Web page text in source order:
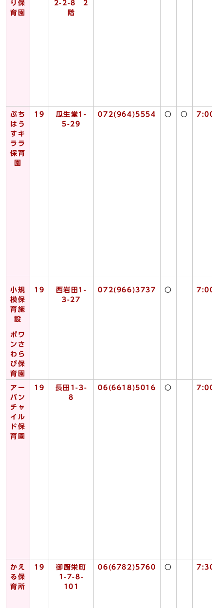
り保
育園
2-2-8 2
階
ぷち
はう
すキ
ララ
保育
園
19
瓜生堂1-
5-29
072(964)5554 〇 〇
小規
模保
育施
設
ポワ
ンさ
わら
び保
育園
19
西岩田1-
3-27
072(966)3737 〇
アー
バン
チャ
イル
ド保
育園
19
長田1-3-
8
06(6618)5016 〇
かえ
る保
育所
19
御厨栄町
1-7-8-
101
06(6782)5760 〇